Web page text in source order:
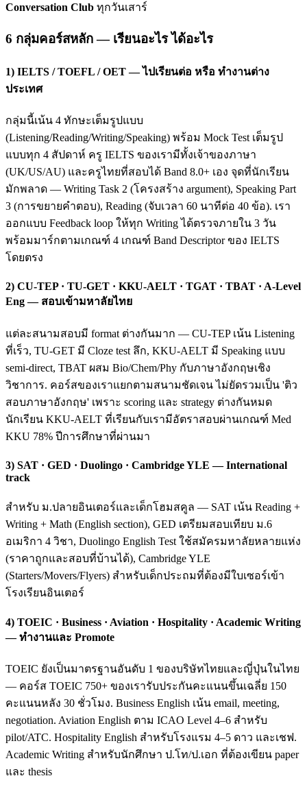
Conversation Club ทุกวันเสาร์
6 กลุ่มคอร์สหลัก — เรียนอะไร ได้อะไร
1) IELTS / TOEFL / OET — ไปเรียนต่อ หรือ ทำงานต่าง
ประเทศ
กลุ่มนี้เน้น 4 ทักษะเต็มรูปแบบ
(Listening/Reading/Writing/Speaking) พร้อม Mock Test เต็มรูป
แบบทุก 4 สัปดาห์ ครู IELTS ของเรามีทั้งเจ้าของภาษา
(UK/US/AU) และครูไทยที่สอบได้ Band 8.0+ เอง จุดที่นักเรียน
มักพลาด — Writing Task 2 (โครงสร้าง argument), Speaking Part
3 (การขยายคำตอบ), Reading (จับเวลา 60 นาทีต่อ 40 ข้อ). เรา
ออกแบบ Feedback loop ให้ทุก Writing ได้ตรวจภายใน 3 วัน
พร้อมมาร์กตามเกณฑ์ 4 เกณฑ์ Band Descriptor ของ IELTS
โดยตรง
2) CU-TEP · TU-GET · KKU-AELT · TGAT · TBAT · A-Level
Eng — สอบเข้ามหาลัยไทย
แต่ละสนามสอบมี format ต่างกันมาก — CU-TEP เน้น Listening
ที่เร็ว, TU-GET มี Cloze test ลึก, KKU-AELT มี Speaking แบบ
semi-direct, TBAT ผสม Bio/Chem/Phy กับภาษาอังกฤษเชิง
วิชาการ. คอร์สของเราแยกตามสนามชัดเจน ไม่ยัดรวมเป็น 'ติว
สอบภาษาอังกฤษ' เพราะ scoring และ strategy ต่างกันหมด
นักเรียน KKU-AELT ที่เรียนกับเรามีอัตราสอบผ่านเกณฑ์ Med
KKU 78% ปีการศึกษาที่ผ่านมา
3) SAT · GED · Duolingo · Cambridge YLE — International
track
สำหรับ ม.ปลายอินเตอร์และเด็กโฮมสคูล — SAT เน้น Reading +
Writing + Math (English section), GED เตรียมสอบเทียบ ม.6
อเมริกา 4 วิชา, Duolingo English Test ใช้สมัครมหาลัยหลายแห่ง
(ราคาถูกและสอบที่บ้านได้), Cambridge YLE
(Starters/Movers/Flyers) สำหรับเด็กประถมที่ต้องมีใบเซอร์เข้า
โรงเรียนอินเตอร์
4) TOEIC · Business · Aviation · Hospitality · Academic Writing
— ทำงานและ Promote
TOEIC ยังเป็นมาตรฐานอันดับ 1 ของบริษัทไทยและญี่ปุ่นในไทย
— คอร์ส TOEIC 750+ ของเรารับประกันคะแนนขึ้นเฉลี่ย 150
คะแนนหลัง 30 ชั่วโมง. Business English เน้น email, meeting,
negotiation. Aviation English ตาม ICAO Level 4–6 สำหรับ
pilot/ATC. Hospitality English สำหรับโรงแรม 4–5 ดาว และเชฟ.
Academic Writing สำหรับนักศึกษา ป.โท/ป.เอก ที่ต้องเขียน paper
และ thesis